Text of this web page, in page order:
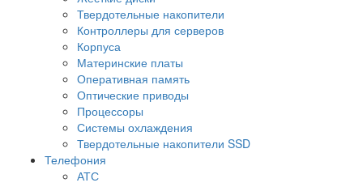
Твердотельные накопители
Контроллеры для серверов
Корпуса
Материнские платы
Оперативная память
Оптические приводы
Процессоры
Системы охлаждения
Твердотельные накопители SSD
Телефония
АТС